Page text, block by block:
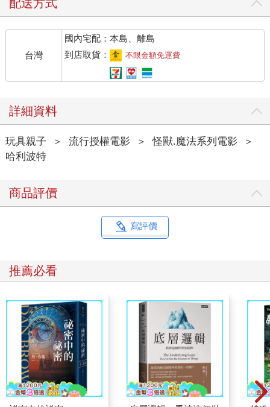
配送方式
台灣
國內宅配：本島、離島
到店取貨：
不限金額免運費
詳細資料
玩具親子 ＞ 流行授權電影 ＞ 怪獸.魔法系列電影
＞
哈利波特
商品評價
寫評價
推薦必看